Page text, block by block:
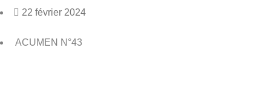
22 février 2024
ACUMEN N°43